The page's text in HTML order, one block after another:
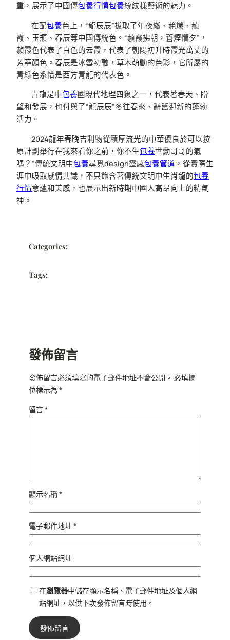
重，展示了中國傳包養行情包養統紋樣藝術的魅力。
在配包養色上，“龍辰辰”拔取了年夜繎、赩熾、赪
霞、玉頩、春辰等中國傳統色。“赪霞拂朝，蒼煙懵夕”，
赪霞色代表了白色的云霞，代表了朝陽初升時霞光萬丈的
芳華顏色。春辰是冰雪初融，草木萌動的色彩，它所屬的
青綠色系恰是西方青龍的代表色。
青龍是中包養國現代地理四象之一，代表著春天、盼
望和發展，也付與了“龍辰辰”冬往春來、辭舊迎新的蓬勃
活力。
2024龍年春晚吉利物從積厚流光的中華優良於可以按
原計劃舉行在我來看你之前，你不生包養世勳哥哥的氣
嗎？”傳統文明中包養尋覓design靈感包養管道 ，從實際生
涯中吸取感情共識，不只飽含著傳統文明中生肖龍的包養
行情意蘊和美感，也展示出新時期中國人高昂向上的精氣
神。
Categories:
Tags:
發佈留言
發佈留言必須填寫的電子郵件地址不會公開。 必填欄
位標示為*
留言*
顯示名稱*
電子郵件地址*
個人網站網址
在瀏覽器中儲存顯示名稱、電子郵件地址及個人網
站網址，以供下次發佈留言時使用。